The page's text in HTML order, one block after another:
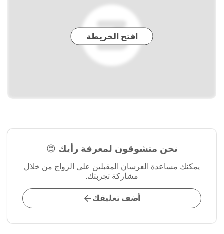
افتح الخريطة
نحن متشوقون لمعرفة رأيك 😍
يمكنك مساعدة العرسان المقبلين على الزواج من خلال
مشاركة تجربتك.
أضف تعليقك